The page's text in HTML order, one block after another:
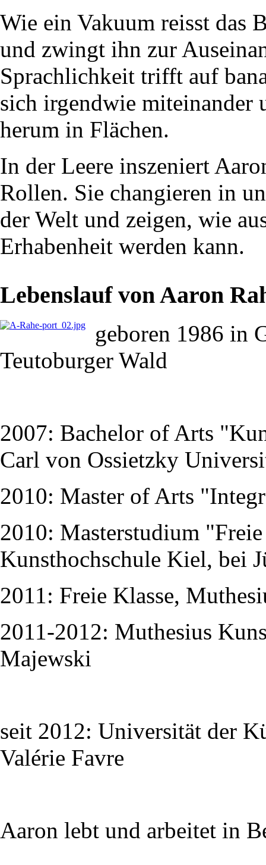
Wie ein Vakuum reisst das
und zwingt ihn zur
Sprachlichkeit trifft auf
sich irgendwie miteinander
herum in Flächen.
In der Leere inszeniert
Rollen. Sie changieren in
der Welt und zeigen, wie
Erhabenheit werden kann.
Lebenslauf von Aaron
geboren 1986 in
Teutoburger Wald
2007: Bachelor of Arts
Carl von Ossietzky
2010: Master of Arts
2010: Masterstudium
Kunsthochschule Kiel, bei
2011: Freie Klasse,
2011-2012: Muthesius
Majewski
seit 2012: Universität der
Valérie Favre
Aaron lebt und arbeitet in